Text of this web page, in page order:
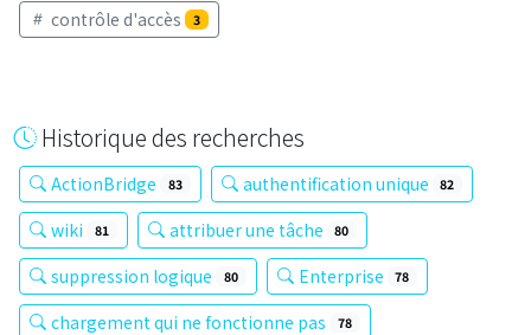
contrôle d'accès 3
Historique des recherches
ActionBridge 83 authentification unique 82
wiki 81 attribuer une tâche 80
suppression logique 80 Enterprise 78
chargement qui ne fonctionne pas 78